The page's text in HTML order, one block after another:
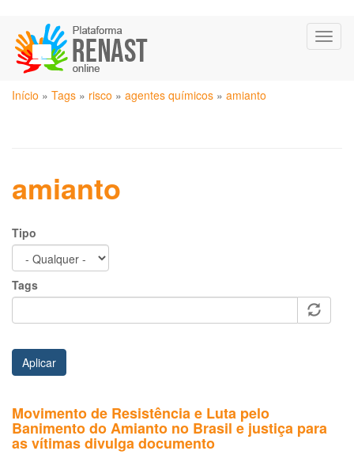
para
conteúdo
principal
Você
Início » Tags » risco » agentes químicos » amianto
amianto
Tipo
Tags
Aplicar
Movimento de Resistência e Luta pelo
Banimento do Amianto no Brasil e justiça para
as vítimas divulga documento